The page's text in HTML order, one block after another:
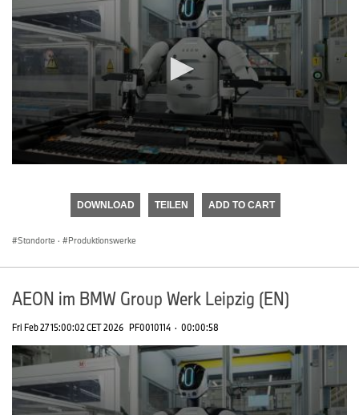
DOWNLOAD TEILEN ADD TO CART
Standorte · Produktionswerke
AEON im BMW Group Werk Leipzig (EN)
Fri Feb 27 15:00:02 CET 2026 PF0010114 · 00:00:58